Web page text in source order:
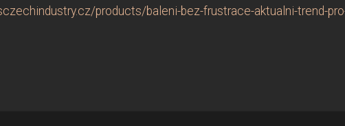
products/baleni-bez-frustrace-aktualni-trend-